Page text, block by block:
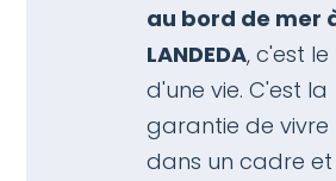
au bord de mer
LANDEDA, c'est le
d'une vie. C'est la
garantie de vivre
dans un cadre et